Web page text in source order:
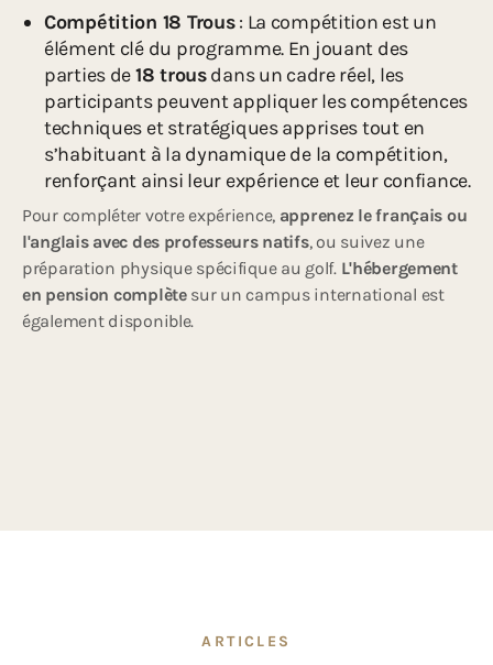
Compétition 18 Trous: La compétition est un
élément clé du programme. En jouant des
parties de18 trousdans un cadre réel, les
participants peuvent appliquer les compétences
techniques et stratégiques apprises tout en
s’habituant à la dynamique de la compétition,
renforçant ainsi leur expérience et leur confiance.
Pour compléter votre expérience, apprenez le français ou
l'anglais avec des professeurs natifs, ou suivez une
préparation physique spécifique au golf. L'hébergement
en pension complètesur un campus international est
également disponible.
ARTICLES